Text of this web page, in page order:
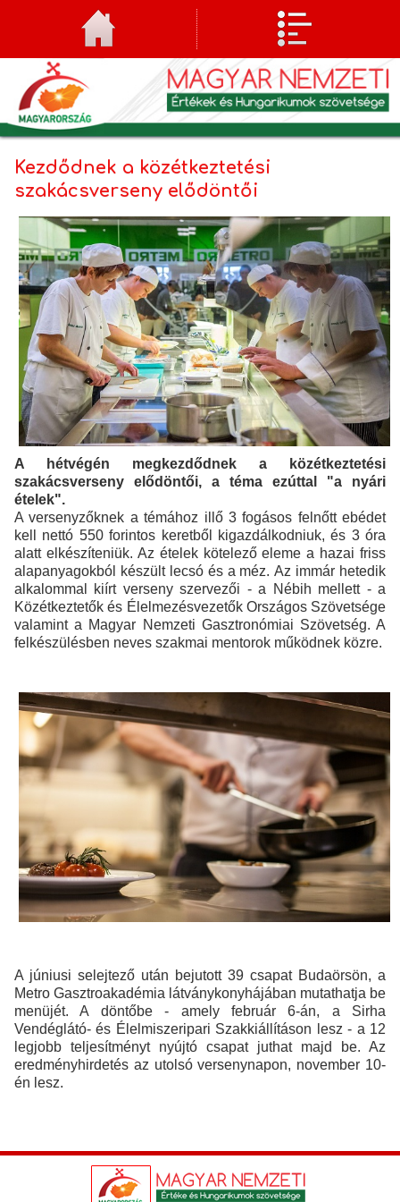
Kezdődnek a közétkeztetési
szakácsverseny elődöntői
A hétvégén megkezdődnek a közétkeztetési
szakácsverseny elődöntői, a téma ezúttal "a nyári
ételek".
A versenyzőknek a témához illő 3 fogásos felnőtt ebédet
kell nettó 550 forintos keretből kigazdálkodniuk, és 3 óra
alatt elkészíteniük. Az ételek kötelező eleme a hazai friss
alapanyagokból készült lecsó és a méz. Az immár hetedik
alkalommal kiírt verseny szervezői - a Nébih mellett - a
Közétkeztetők és Élelmezésvezetők Országos Szövetsége
valamint a Magyar Nemzeti Gasztronómiai Szövetség. A
felkészülésben neves szakmai mentorok működnek közre.
A júniusi selejtező után bejutott 39 csapat Budaörsön, a
Metro Gasztroakadémia látványkonyhájában mutathatja be
menüjét. A döntőbe - amely február 6-án, a Sirha
Vendéglátó- és Élelmiszeripari Szakkiállításon lesz - a 12
legjobb teljesítményt nyújtó csapat juthat majd be. Az
eredményhirdetés az utolsó versenynapon, november 10-
én lesz.